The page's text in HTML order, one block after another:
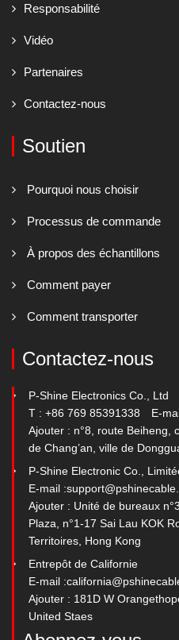
Responsabilité
Vidéo
Partenaires
Contactez-nous
Soutien
Pourquoi nous choisir
Processus de commande
À propos des échantillons
Comment payer
Comment transporter
Contactez-nous
P-Shine Electronics Co., Ltd
T : +86 769 85391338
E-
Ajouter : n°8, route Beiheng,
de Chang’an, ville de
P-Shine Electronic Co.,
E-mail :
Ajouter : Unité de bureaux
Plaza, n°1-17 Sai Lau KOK
Territoires, Hong Kong
Entrepôt de Californie
E-mail :
Ajouter : 181D W
United Staes